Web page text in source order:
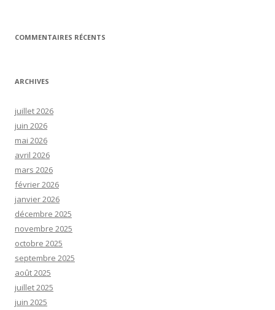
COMMENTAIRES RÉCENTS
ARCHIVES
juillet 2026
juin 2026
mai 2026
avril 2026
mars 2026
février 2026
janvier 2026
décembre 2025
novembre 2025
octobre 2025
septembre 2025
août 2025
juillet 2025
juin 2025